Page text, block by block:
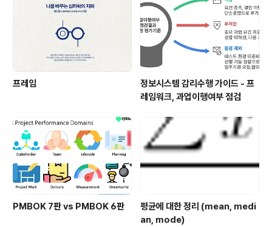
프레임
정보시스템 감리수행 가이드 - 프
레임워크, 과업이행여부 점검
PMBOK 7판 vs PMBOK 6판
평균에 대한 정리 (mean, medi
an, mode)